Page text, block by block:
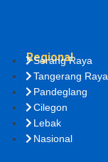
Regional
Serang Raya
Tangerang Raya
Pandeglang
Cilegon
Lebak
Nasional